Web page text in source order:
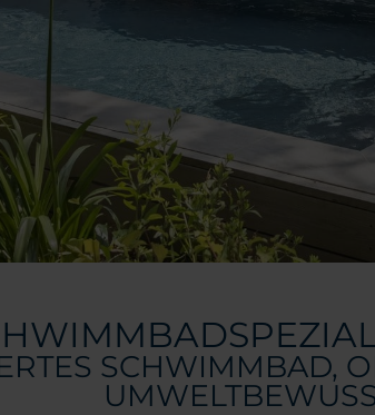
SCHWIMMBAD,
MWELTBEWUSST